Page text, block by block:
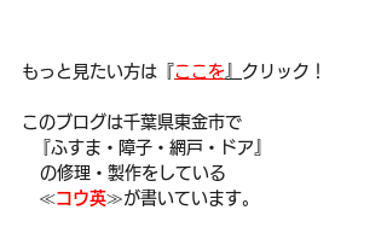
もっと見たい方は『ここを クリック！
このブログは千葉県東金市で
  『ふすま・障子・網戸・ドア』
   の修理・製作をしている
≪コウ英≫が書いています。